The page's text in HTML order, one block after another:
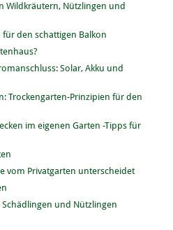
Wildkräutern, Nützlingen und
den schattigen Balkon
Solar, Akku und
Trockengarten-Prinzipien für den
im eigenen Garten -Tipps für
vom Privatgarten unterscheidet
und Nützlingen